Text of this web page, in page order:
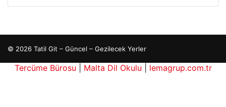
© 2026 Tatil Git – Güncel – Gezilecek Yerler
Tercüme Bürosu Malta Dil Okulu
lemagrup.com.tr